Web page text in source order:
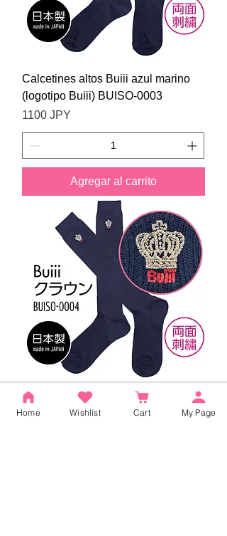
Calcetines altos Buiii azul marino
(logotipo Buiii) BUISO-0003
Precio
1100 JPY
Agregar al carrito
Calcetines altos Buiii azul marino
(Buiii Crown) BUISO-0004
Home Wishlist Cart My Page